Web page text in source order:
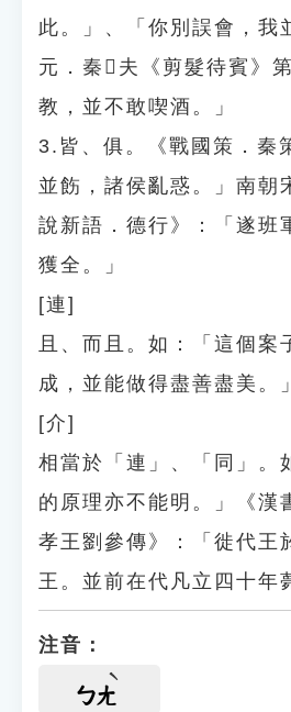
此。」、「你別誤會，我
元．秦𥳑夫《剪髮待賓》
教，並不敢喫酒。」
3.皆、俱。《戰國策．秦
並飭，諸侯亂惑。」南朝
說新語．德行》：「遂班
獲全。」
[連]
且、而且。如：「這個案
成，並能做得盡善盡美。」
[介]
相當於「連」、「同」。
的原理亦不能明。」《漢
孝王劉參傳》：「徙代王
王。並前在代凡立四十年
注音：
ㄅㄤ